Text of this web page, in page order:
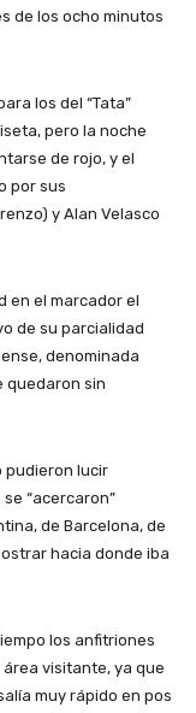
de los ocho minutos
los del “Tata”
pero la noche
de rojo, y el
por sus
y Alan Velasco
en el marcador el
de su parcialidad
denominada
quedaron sin
pudieron lucir
“acercaron”
de Barcelona, de
hacia donde iba
los anfitriones
visitante, ya que
muy rápido en pos